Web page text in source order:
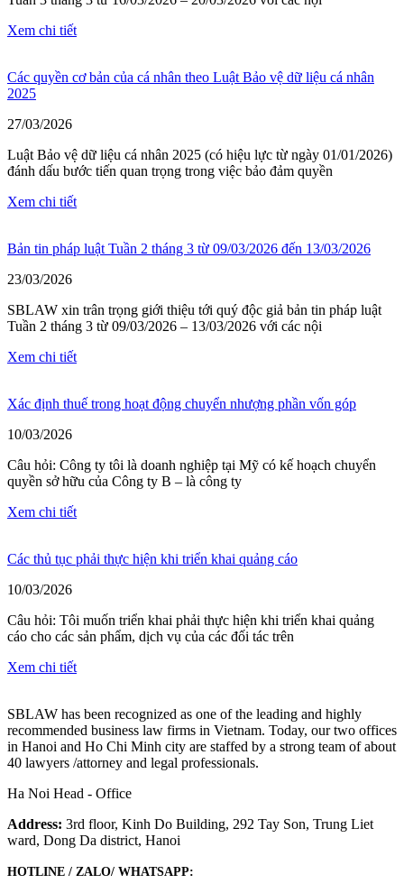
Xem chi tiết
Các quyền cơ bản của cá nhân theo Luật Bảo vệ dữ liệu cá nhân
2025
27/03/2026
Luật Bảo vệ dữ liệu cá nhân 2025 (có hiệu lực từ ngày 01/01/2026)
đánh dấu bước tiến quan trọng trong việc bảo đảm quyền
Xem chi tiết
Bản tin pháp luật Tuần 2 tháng 3 từ 09/03/2026 đến 13/03/2026
23/03/2026
SBLAW xin trân trọng giới thiệu tới quý độc giả bản tin pháp luật
Tuần 2 tháng 3 từ 09/03/2026 – 13/03/2026 với các nội
Xem chi tiết
Xác định thuế trong hoạt động chuyển nhượng phần vốn góp
10/03/2026
Câu hỏi: Công ty tôi là doanh nghiệp tại Mỹ có kế hoạch chuyển
quyền sở hữu của Công ty B – là công ty
Xem chi tiết
Các thủ tục phải thực hiện khi triển khai quảng cáo
10/03/2026
Câu hỏi: Tôi muốn triển khai phải thực hiện khi triển khai quảng
cáo cho các sản phẩm, dịch vụ của các đối tác trên
Xem chi tiết
SBLAW has been recognized as one of the leading and highly
recommended business law firms in Vietnam. Today, our two offices
in Hanoi and Ho Chi Minh city are staffed by a strong team of about
40 lawyers /attorney and legal professionals.
Ha Noi Head - Office
Address: 3rd floor, Kinh Do Building, 292 Tay Son, Trung Liet
ward, Dong Da district, Hanoi
HOTLINE / ZALO/ WHATSAPP: